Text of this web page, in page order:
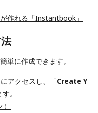
作れる「Instantbook」
単に作成できます。
アクセスし、「Create Y
。